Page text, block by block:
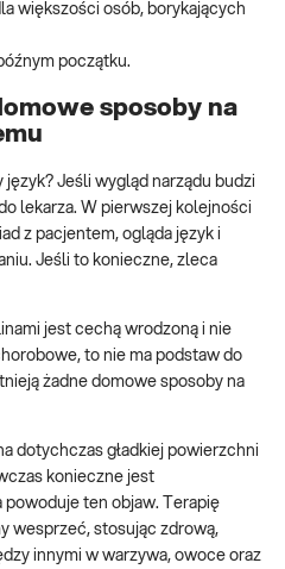
większości osób, borykających
początku.
sposoby na
Jeśli wygląd narządu budzi
lekarza. W pierwszej kolejności
z pacjentem, ogląda język i
Jeśli to konieczne, zleca
jest cechą wrodzoną i nie
to nie ma podstaw do
żadne domowe sposoby na
dotychczas gładkiej powierzchni
konieczne jest
ten objaw. Terapię
wesprzeć, stosując zdrową,
innymi w warzywa, owoce oraz